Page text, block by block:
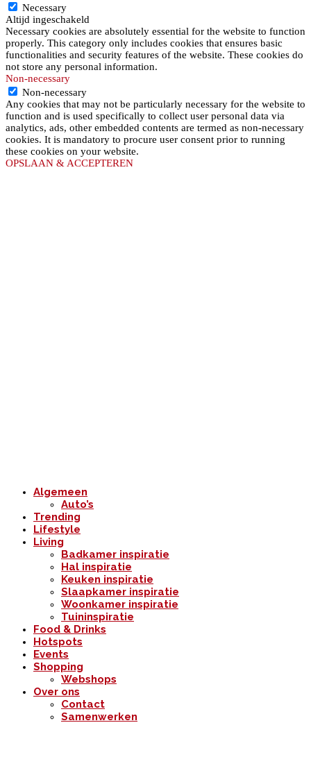
Necessary
Altijd ingeschakeld
Necessary cookies are absolutely essential for the website to function
properly. This category only includes cookies that ensures basic
functionalities and security features of the website. These cookies do
not store any personal information.
Non-necessary
Non-necessary
Any cookies that may not be particularly necessary for the website to
function and is used specifically to collect user personal data via
analytics, ads, other embedded contents are termed as non-necessary
cookies. It is mandatory to procure user consent prior to running
these cookies on your website.
OPSLAAN & ACCEPTEREN
Algemeen
Auto’s
Trending
Lifestyle
Living
Badkamer inspiratie
Hal inspiratie
Keuken inspiratie
Slaapkamer inspiratie
Woonkamer inspiratie
Tuininspiratie
Food & Drinks
Hotspots
Events
Shopping
Webshops
Over ons
Contact
Samenwerken